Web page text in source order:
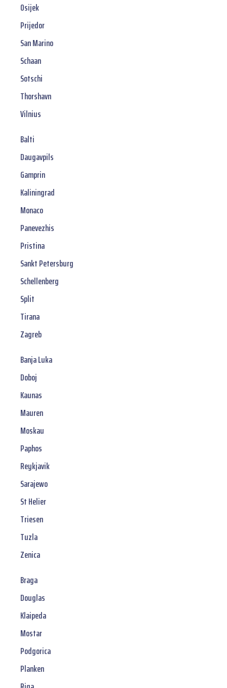
Osijek
Prijedor
San Marino
Schaan
Sotschi
Thorshavn
Vilnius
Balti
Daugavpils
Gamprin
Kaliningrad
Monaco
Panevezhis
Pristina
Sankt Petersburg
Schellenberg
Split
Tirana
Zagreb
Banja Luka
Doboj
Kaunas
Mauren
Moskau
Paphos
Reykjavik
Sarajewo
St Helier
Triesen
Tuzla
Zenica
Braga
Douglas
Klaipeda
Mostar
Podgorica
Planken